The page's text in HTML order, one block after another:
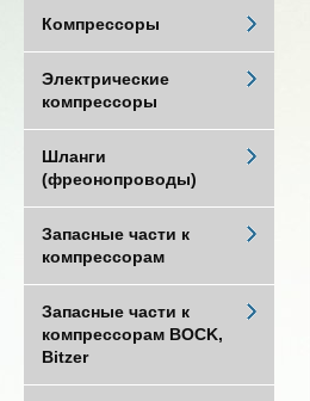
Компрессоры
Электрические
компрессоры
Шланги
(фреонопроводы)
Запасные части к
компрессорам
Запасные части к
компрессорам BOCK,
Bitzer